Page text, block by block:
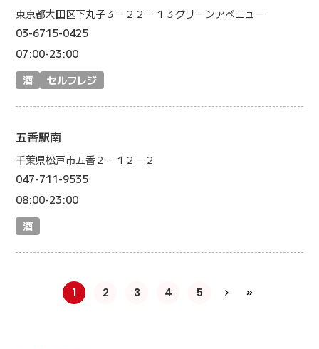
東京都大田区下丸子３－２２－１３グリーンアベニュー
03-6715-0425
07:00-23:00
酒
セルフレジ
五香駅南
千葉県松戸市五香２－１２－２
047-711-9535
08:00-23:00
酒
1 2 3 4 5